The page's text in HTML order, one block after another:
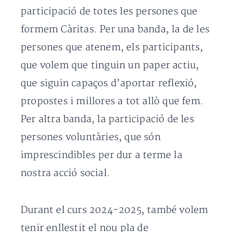
participació de totes les persones que
formem Càritas. Per una banda, la de les
persones que atenem, els participants,
que volem que tinguin un paper actiu,
que siguin capaços d’aportar reflexió,
propostes i millores a tot allò que fem.
Per altra banda, la participació de les
persones voluntàries, que són
imprescindibles per dur a terme la
nostra acció social.
Durant el curs 2024-2025, també volem
tenir enllestit el nou pla de